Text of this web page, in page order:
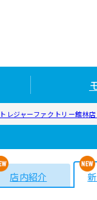
トレジャーファクトリー館林
店内紹介